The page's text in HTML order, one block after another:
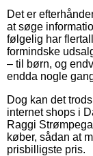
Det er
at søge
følgelig har
formindske
– til børn, og
endda nogle
Dog kan det
internet shops i
Raggi
køber, sådan at
prisbilligste pris.